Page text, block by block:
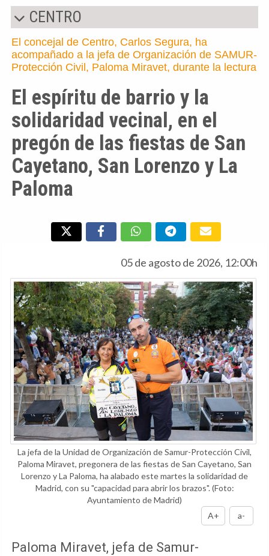
CENTRO
El concejal de Centro, Carlos Segura, ha
acompañado a la jefa de Organización de SAMUR-
Protección Civil, Paloma Miravet, durante la lectura
El espíritu de barrio y la
solidaridad vecinal, en el
pregón de las fiestas de San
Cayetano, San Lorenzo y La
Paloma
05 de agosto de 2026, 12:00h
La jefa de la Unidad de Organización de Samur-Protección Civil,
Paloma Miravet, pregonera de las fiestas de San Cayetano, San
Lorenzo y La Paloma, ha alabado este martes la solidaridad de
Madrid, con su "capacidad para abrir los brazos".(Foto:
Ayuntamiento de Madrid)
A+
a-
Paloma Miravet, jefa de Samur-